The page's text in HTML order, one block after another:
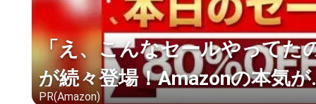
「え、こんなセールやってた
が続々登場！Amazonの本気が
PR(Amazon)